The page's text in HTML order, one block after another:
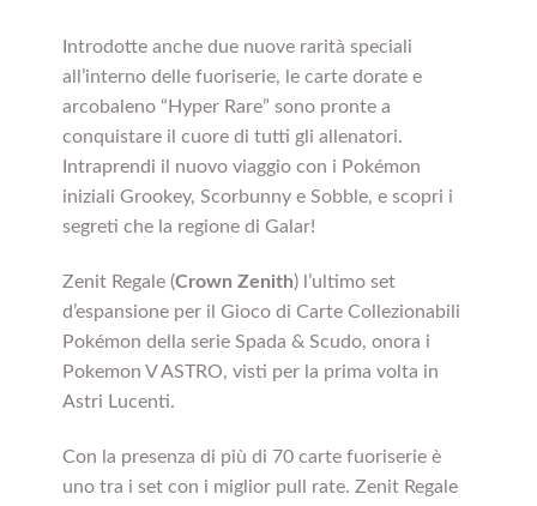
Introdotte anche due nuove rarità speciali
all’interno delle fuoriserie, le carte dorate e
arcobaleno “Hyper Rare” sono pronte a
conquistare il cuore di tutti gli allenatori.
Intraprendi il nuovo viaggio con i Pokémon
iniziali Grookey, Scorbunny e Sobble, e scopri i
segreti che la regione di Galar!
Zenit Regale (Crown Zenith) l’ultimo set
d’espansione per il Gioco di Carte Collezionabili
Pokémon della serie Spada & Scudo, onora i
Pokemon V ASTRO, visti per la prima volta in
Astri Lucenti.
Con la presenza di più di 70 carte fuoriserie è
uno tra i set con i miglior pull rate. Zenit Regale